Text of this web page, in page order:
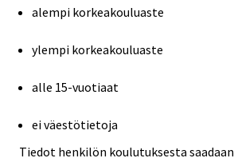
alempi korkeakouluaste
ylempi korkeakouluaste
alle 15-vuotiaat
ei väestötietoja
Tiedot henkilön koulutuksesta saadaan